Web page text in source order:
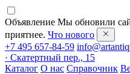
Объявление Мы обновили
приятнее. Что нового
+7 495 657-84-59
· Скатертный пер., 15
Каталог О нас Справочник